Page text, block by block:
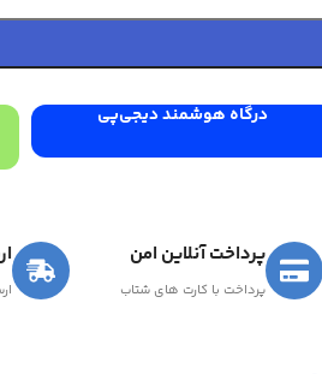
درگاه هوشمند دیجی‌پی
پرداخت آنلاین امن
پرداخت با کارت های شتاب